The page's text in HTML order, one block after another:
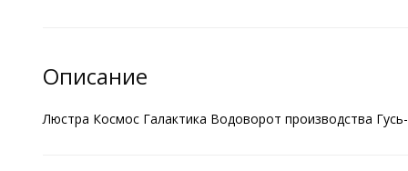
Описание
Люстра Космос Галактика Водоворот производства